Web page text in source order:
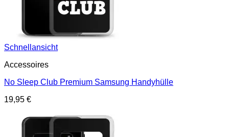
Schnellansicht
Accessoires
No Sleep Club Premium Samsung Handyhülle
19,95 €